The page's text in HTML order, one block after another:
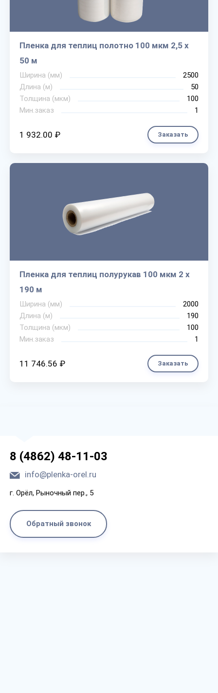
Пленка для теплиц полотно 100 мкм 2,5 х
50 м
Ширина (мм)
2500
Длина (м)
50
Толщина (мкм)
100
Мин.заказ
1
1 932.00 ₽ Заказать
Пленка для теплиц полурукав 100 мкм 2 х
190 м
Ширина (мм)
2000
Длина (м)
190
Толщина (мкм)
100
Мин.заказ
1
11 746.56 ₽ Заказать
8 (4862) 48-11-03
info@plenka-orel.ru
г. Орёл, Рыночный пер., 5
Обратный звонок